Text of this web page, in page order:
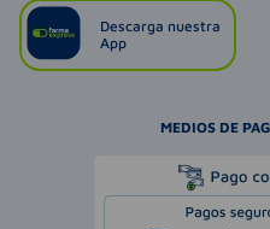
Descarga nuestra
App
MEDIOS DE